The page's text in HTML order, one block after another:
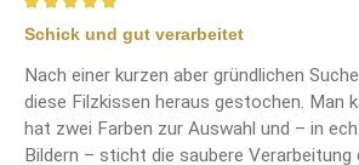
Review with rating of 5 out of 5 stars
Schick und gut verarbeitet
Nach einer kurzen aber gründlichen
diese Filzkissen heraus gestochen. Man
hat zwei Farben zur Auswahl und – in
Bildern – sticht die saubere Verarbeitung